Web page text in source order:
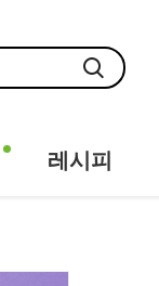
레시피